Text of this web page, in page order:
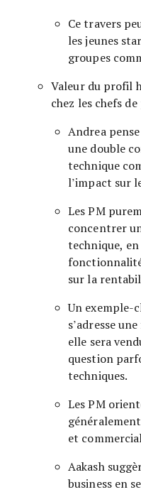
Ce travers
les jeunes
groupes
Valeur du profil
chez les chefs
Andrea
une double
technique
l’impact sur
Les PM
concentrer
technique,
sur la
Un exemple-
s’adresse
elle sera
question
techniques.
Les PM
et
Aakash
business en